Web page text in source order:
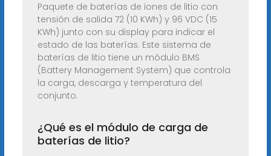
Paquete de baterías de iones de litio con
tensión de salida 72 (10 KWh) y 96 VDC (15
KWh) junto con su display para indicar el
estado de las baterías. Este sistema de
baterías de litio tiene un módulo BMS
(Battery Management System) que controla
la carga, descarga y temperatura del
conjunto.
¿Qué es el módulo de carga de
baterías de litio?